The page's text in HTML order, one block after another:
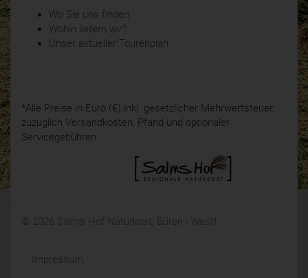
Wo Sie uns finden
Wohin liefern wir?
Unser aktueller Tourenplan
*Alle Preise in Euro (€) inkl. gesetzlicher Mehrwertsteuer,
zuzüglich Versandkosten, Pfand und optionaler
Servicegebühren.
© 2026 Salms Hof Naturkost, Büren i.Westf.
Impressum